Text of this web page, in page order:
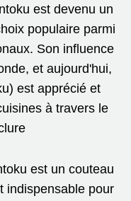
est devenu un
populaire parmi
Son influence
et aujourd'hui,
est apprécié et
à travers le
est un couteau
indispensable pour